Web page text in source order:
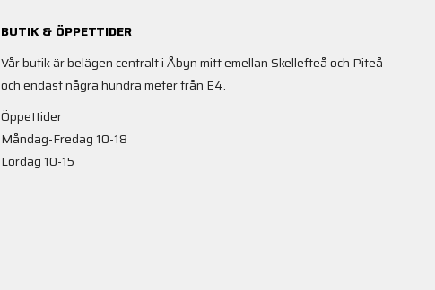
BUTIK & ÖPPETTIDER
Vår butik är belägen centralt i Åbyn mitt emellan Skellefteå och Piteå
och endast några hundra meter från E4.
Öppettider
Måndag-Fredag 10-18
Lördag 10-15